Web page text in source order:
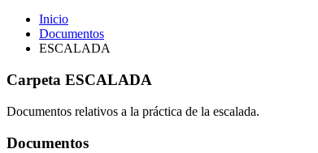
Inicio
Documentos
ESCALADA
Carpeta ESCALADA
Documentos relativos a la práctica de la escalada.
Documentos